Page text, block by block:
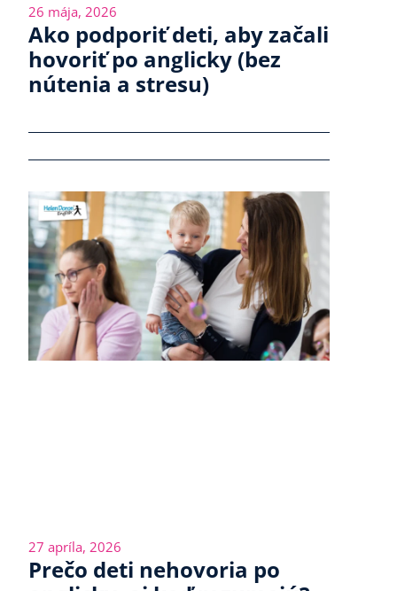
26 mája, 2026
Ako podporiť deti, aby začali
hovoriť po anglicky (bez
nútenia a stresu)
27 apríla, 2026
Prečo deti nehovoria po